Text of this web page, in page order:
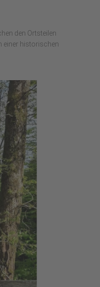
den Ortsteilen
einer historischen